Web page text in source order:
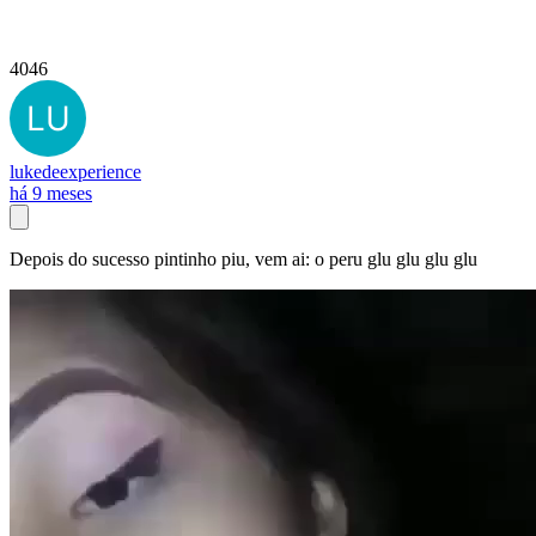
4046
lukedeexperience
há 9 meses
Depois do sucesso pintinho piu, vem ai: o peru glu glu glu glu